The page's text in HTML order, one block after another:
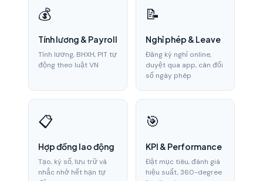
💰
Tính lương & Payroll
Tính lương, BHXH, PIT tự
động theo luật VN
📝
Nghỉ phép & Leave
Đăng ký nghỉ online,
duyệt qua app, cân đối
số ngày phép
📋
Hợp đồng lao động
Tạo, ký số, lưu trữ và
nhắc nhở hết hạn tự
🎯
KPI & Performance
Đặt mục tiêu, đánh giá
hiệu suất, 360-degree